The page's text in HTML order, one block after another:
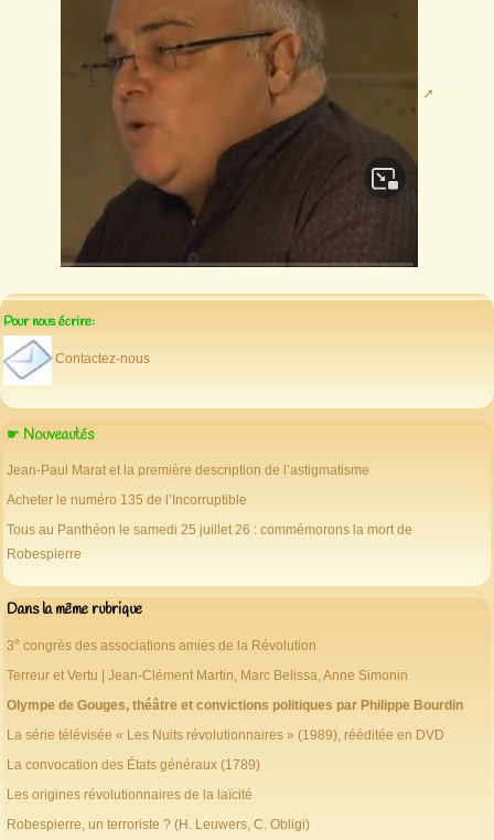
Pour nous écrire:
Contactez-nous
☛ Nouveautés
Jean-Paul Marat et la première description de l’astigmatisme
Acheter le numéro 135 de l’Incorruptible
Tous au Panthéon le samedi 25 juillet 26 : commémorons la mort de
Robespierre
Dans la même rubrique
3e congrès des associations amies de la Révolution
Terreur et Vertu | Jean-Clément Martin, Marc Belissa, Anne Simonin
Olympe de Gouges, théâtre et convictions politiques par Philippe Bourdin
La série télévisée « Les Nuits révolutionnaires » (1989), rééditée en DVD
La convocation des États généraux (1789)
Les origines révolutionnaires de la laïcité
Robespierre, un terroriste ? (H. Leuwers, C. Obligi)